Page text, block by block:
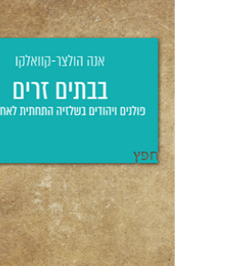
אנה הולצר קוואלקו
יפעת וייס
הנחת אתר ספר מודפס